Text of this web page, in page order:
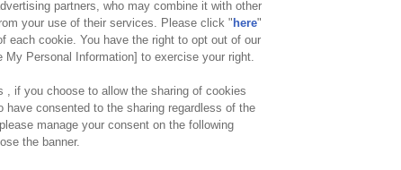
について カスタマーハラスメント対応方針
partners, who may combine it with other
your use of their services. Please click " here"
each cookie. You have the right to opt out of our
Personal Information] to exercise your right.
, if you choose to allow the sharing of cookies
have consented to the sharing regardless of the
manage your consent on the following
the banner.